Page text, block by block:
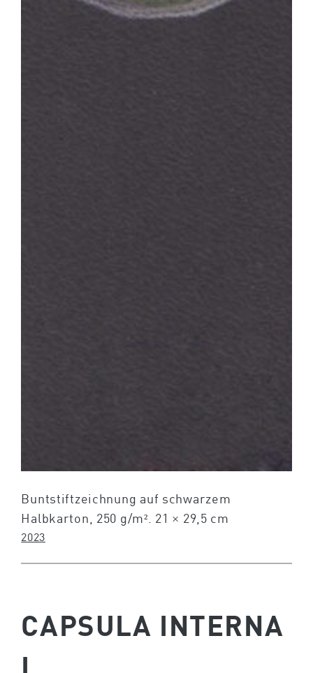
Buntstiftzeichnung auf schwarzem
Halbkarton, 250 g/m². 21 × 29,5 cm
2023
CAPSULA INTERNA
I